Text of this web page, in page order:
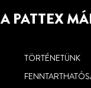
A PATTEX
TÖRTÉNETÜNK